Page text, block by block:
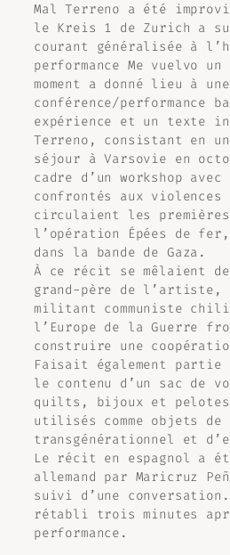
Mal Terreno a été
le Kreis 1 de Zurich a
courant généralisée à
performance Me vuelvo un
moment a donné lieu à une
conférence/performance
expérience et un texte
Terreno , consistant en
séjour à Varsovie en
cadre d’un workshop
confrontés aux
circulaient les premières
l’opération
Épées de fer,
dans la bande de Gaza.
À ce récit se mêlaient
grand-père de l’artiste,
militant communiste
l’Europe de la Guerre
construire une
Faisait également partie
le contenu d’un sac de
quilts, bijoux et
utilisés comme objets de
transgénérationnel et
Le récit en espagnol a
allemand par Maricruz
suivi d’une
rétabli trois minutes
performance.